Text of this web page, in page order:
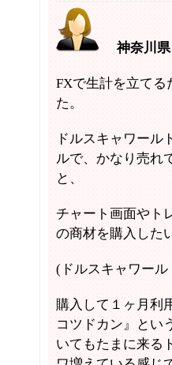
神奈川
FXで生計を立てる
た。
ドルスキャワール
ルで、かなり売れ
と、
チャート画面やト
の商材を購入した
(ドルスキャワール
購入して１ヶ月利
コツドカン』とい
いてもたまに来る